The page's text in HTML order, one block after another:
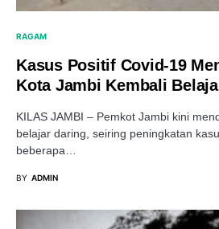
RAGAM
Kasus Positif Covid-19
Kota Jambi Kembali
KILAS JAMBI – Pemkot Jambi kini
belajar daring, seiring peningkatan
beberapa…
BY ADMIN